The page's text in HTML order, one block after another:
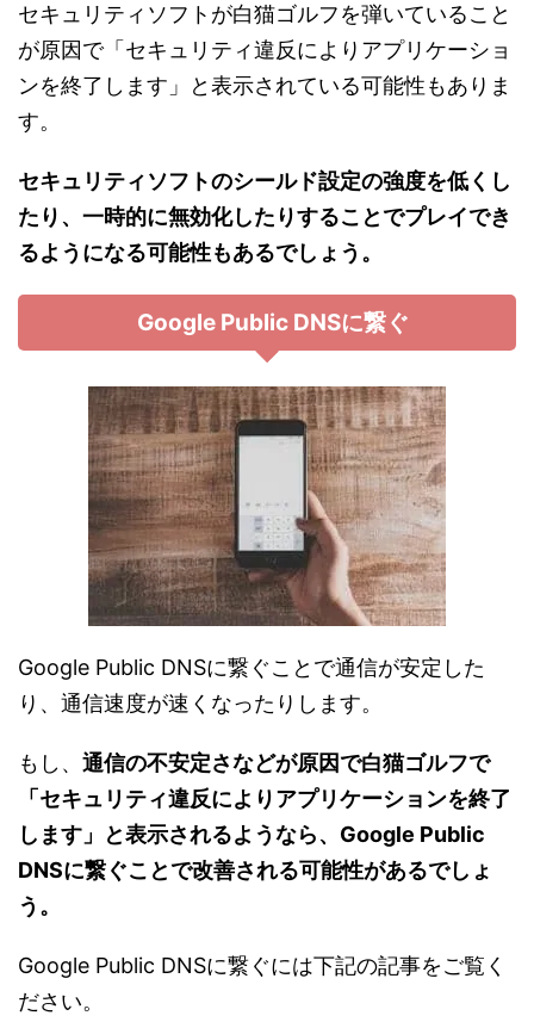
セキュリティソフトが白猫ゴルフを弾いていること
が原因で「セキュリティ違反によりアプリケーショ
ンを終了します」と表示されている可能性もありま
す。
セキュリティソフトのシールド設定の強度を低くし
たり、一時的に無効化したりすることでプレイでき
るようになる可能性もあるでしょう。
Google Public DNSに繋ぐ
Google Public DNSに繋ぐことで通信が安定した
り、通信速度が速くなったりします。
もし、 通信の不安定さなどが原因で白猫ゴルフで
「セキュリティ違反によりアプリケーションを終了
します」と表示されるようなら、Google Public
DNSに繋ぐことで改善される可能性があるでしょ
う。
Google Public DNSに繋ぐには下記の記事をご覧く
ださい。